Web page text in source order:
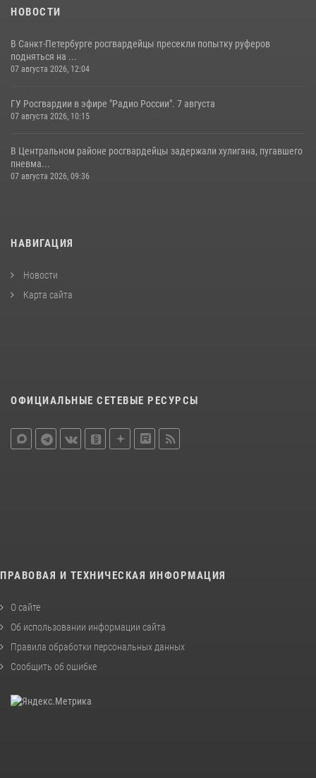
НОВОСТИ
В Санкт-Петербурге росгвардейцы пресекли попытку руферов
подняться на ...
07 августа 2026, 12:04
ГУ Росгвардии в эфире "Радио России". 7 августа
07 августа 2026, 10:15
В Центральном районе росгвардейцы задержали хулигана, пугавшего
пневма...
07 августа 2026, 09:36
НАВИГАЦИЯ
Новости
Карта сайта
ОФИЦИАЛЬНЫЕ СЕТЕВЫЕ РЕСУРСЫ
ПРАВОВАЯ И ТЕХНИЧЕСКАЯ ИНФОРМАЦИЯ
О сайте
Об использовании информации сайта
Правила обработки персональных данных
Сообщить об ошибке